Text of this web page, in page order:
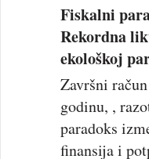
Fiskalni
Rekordna
ekološkoj
Završni
godinu, ,
paradoks
finansija i